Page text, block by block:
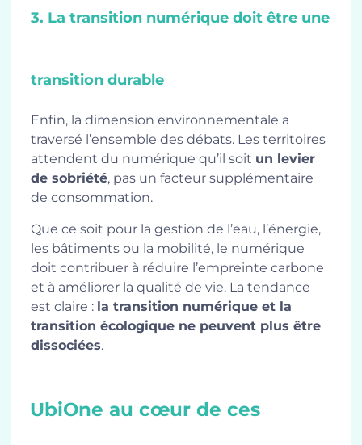
3. La transition numérique doit être une
transition durable
Enfin, la dimension environnementale a
traversé l’ensemble des débats. Les territoires
attendent du numérique qu’il soit un levier
de sobriété, pas un facteur supplémentaire
de consommation.
Que ce soit pour la gestion de l’eau, l’énergie,
les bâtiments ou la mobilité, le numérique
doit contribuer à réduire l’empreinte carbone
et à améliorer la qualité de vie. La tendance
est claire : la transition numérique et la
transition écologique ne peuvent plus être
dissociées.
UbiOne au cœur de ces